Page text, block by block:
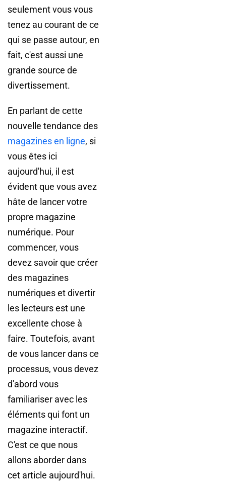
seulement vous vous
tenez au courant de ce
qui se passe autour, en
fait, c'est aussi une
grande source de
divertissement.
En parlant de cette
nouvelle tendance des
magazines en ligne, si
vous êtes ici
aujourd'hui, il est
évident que vous avez
hâte de lancer votre
propre magazine
numérique. Pour
commencer, vous
devez savoir que créer
des magazines
numériques et divertir
les lecteurs est une
excellente chose à
faire. Toutefois, avant
de vous lancer dans ce
processus, vous devez
d'abord vous
familiariser avec les
éléments qui font un
magazine interactif.
C'est ce que nous
allons aborder dans
cet article aujourd'hui.